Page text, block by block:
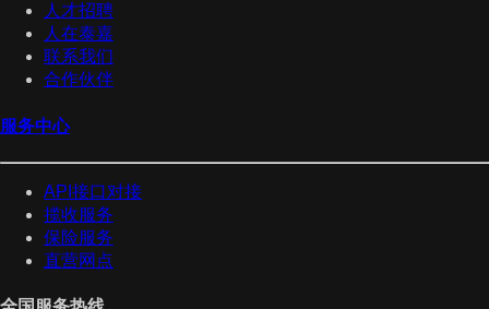
人才招聘
人在泰嘉
联系我们
合作伙伴
服务中心
API接口对接
揽收服务
保险服务
直营网点